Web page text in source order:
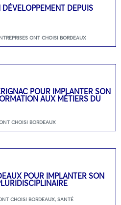
DEPUIS
ONT CHOISI BORDEAUX
POUR IMPLANTER SON
AUX MÉTIERS DU
CHOISI BORDEAUX
POUR IMPLANTER SON
CHOISI BORDEAUX, SANTÉ